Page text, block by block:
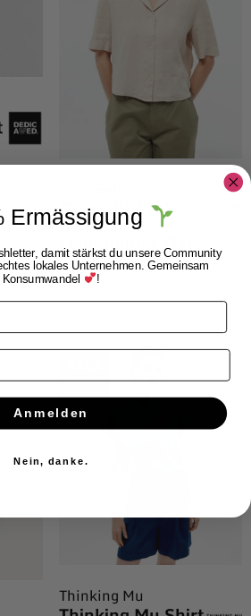
Givn BERLIN
CAROL
Leinenbluse Oat
Beige
CHF 99.00
Thinking Mu
Ermässigung
damit stärkst du unsere Community
lokales Unternehmen. Gemeinsam
Konsumwandel !
Anmelden
Nein, danke.